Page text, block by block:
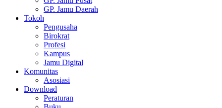
GP. Jamu Daerah
Tokoh
Pengusaha
Birokrat
Profesi
Kampus
Jamu Digital
Komunitas
Asosiasi
Download
Peraturan